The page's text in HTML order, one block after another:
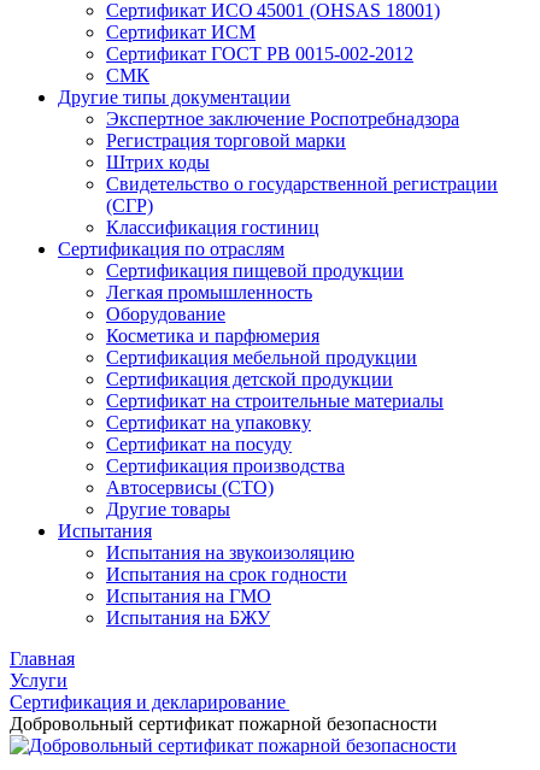
Сертификат ИСО 45001 (OHSAS 18001)
Сертификат ИСМ
Сертификат ГОСТ РВ 0015-002-2012
СМК
Другие типы документации
Экспертное заключение Роспотребнадзора
Регистрация торговой марки
Штрих коды
Свидетельство о государственной регистрации
(СГР)
Классификация гостиниц
Сертификация по отраслям
Сертификация пищевой продукции
Легкая промышленность
Оборудование
Косметика и парфюмерия
Сертификация мебельной продукции
Сертификация детской продукции
Сертификат на строительные материалы
Сертификат на упаковку
Сертификат на посуду
Сертификация производства
Автосервисы (СТО)
Другие товары
Испытания
Испытания на звукоизоляцию
Испытания на срок годности
Испытания на ГМО
Испытания на БЖУ
Главная
Услуги
Сертификация и декларирование
Добровольный сертификат пожарной безопасности